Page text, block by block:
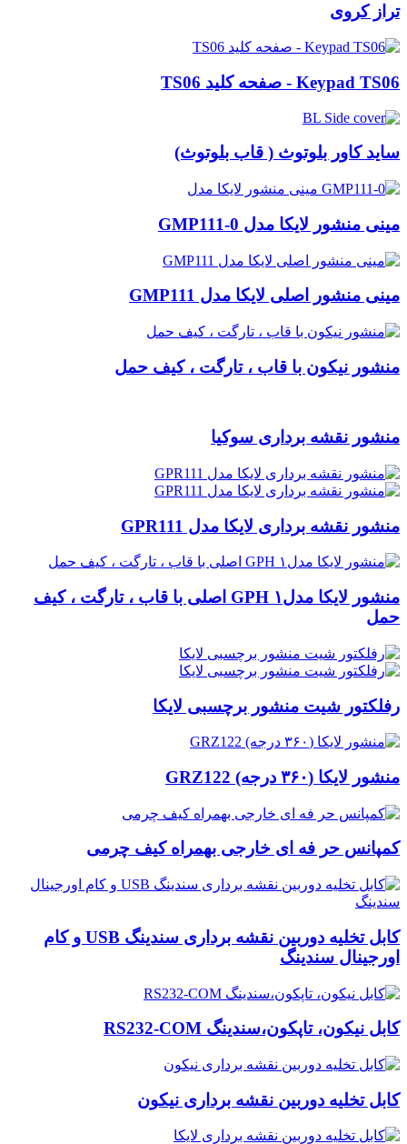
تراز کروی
Keypad TS06 - صفحه کلید TS06
ساید کاور بلوتوث ( قاب بلوتوث)
مینی منشور لایکا مدل GMP111-0
مینی منشور اصلی لایکا مدل GMP111
منشور نیکون با قاب ، تارگت ، کیف حمل
منشور نقشه برداری سوکیا
منشور نقشه برداری لایکا مدل GPR111
منشور لایکا مدل۱ GPH اصلی با قاب ، تارگت ، کیف
حمل
رفلکتور شیت منشور برچسبی لایکا
منشور لایکا (۳۶۰ درجه) GRZ122
کمپانس حر فه ای خارجی بهمراه کیف چرمی
کابل تخلیه دوربین نقشه برداری سندینگ USB و کام
اورجینال سندینگ
کابل نیکون، تاپکون،سندینگ RS232-COM
کابل تخلیه دوربین نقشه برداری نیکون